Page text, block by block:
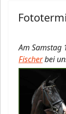
Am Samstag
Fischerbei
Bilder sind